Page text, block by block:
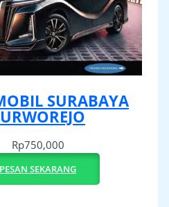
SURABAYA
Rp750,000
PESAN SEKARANG